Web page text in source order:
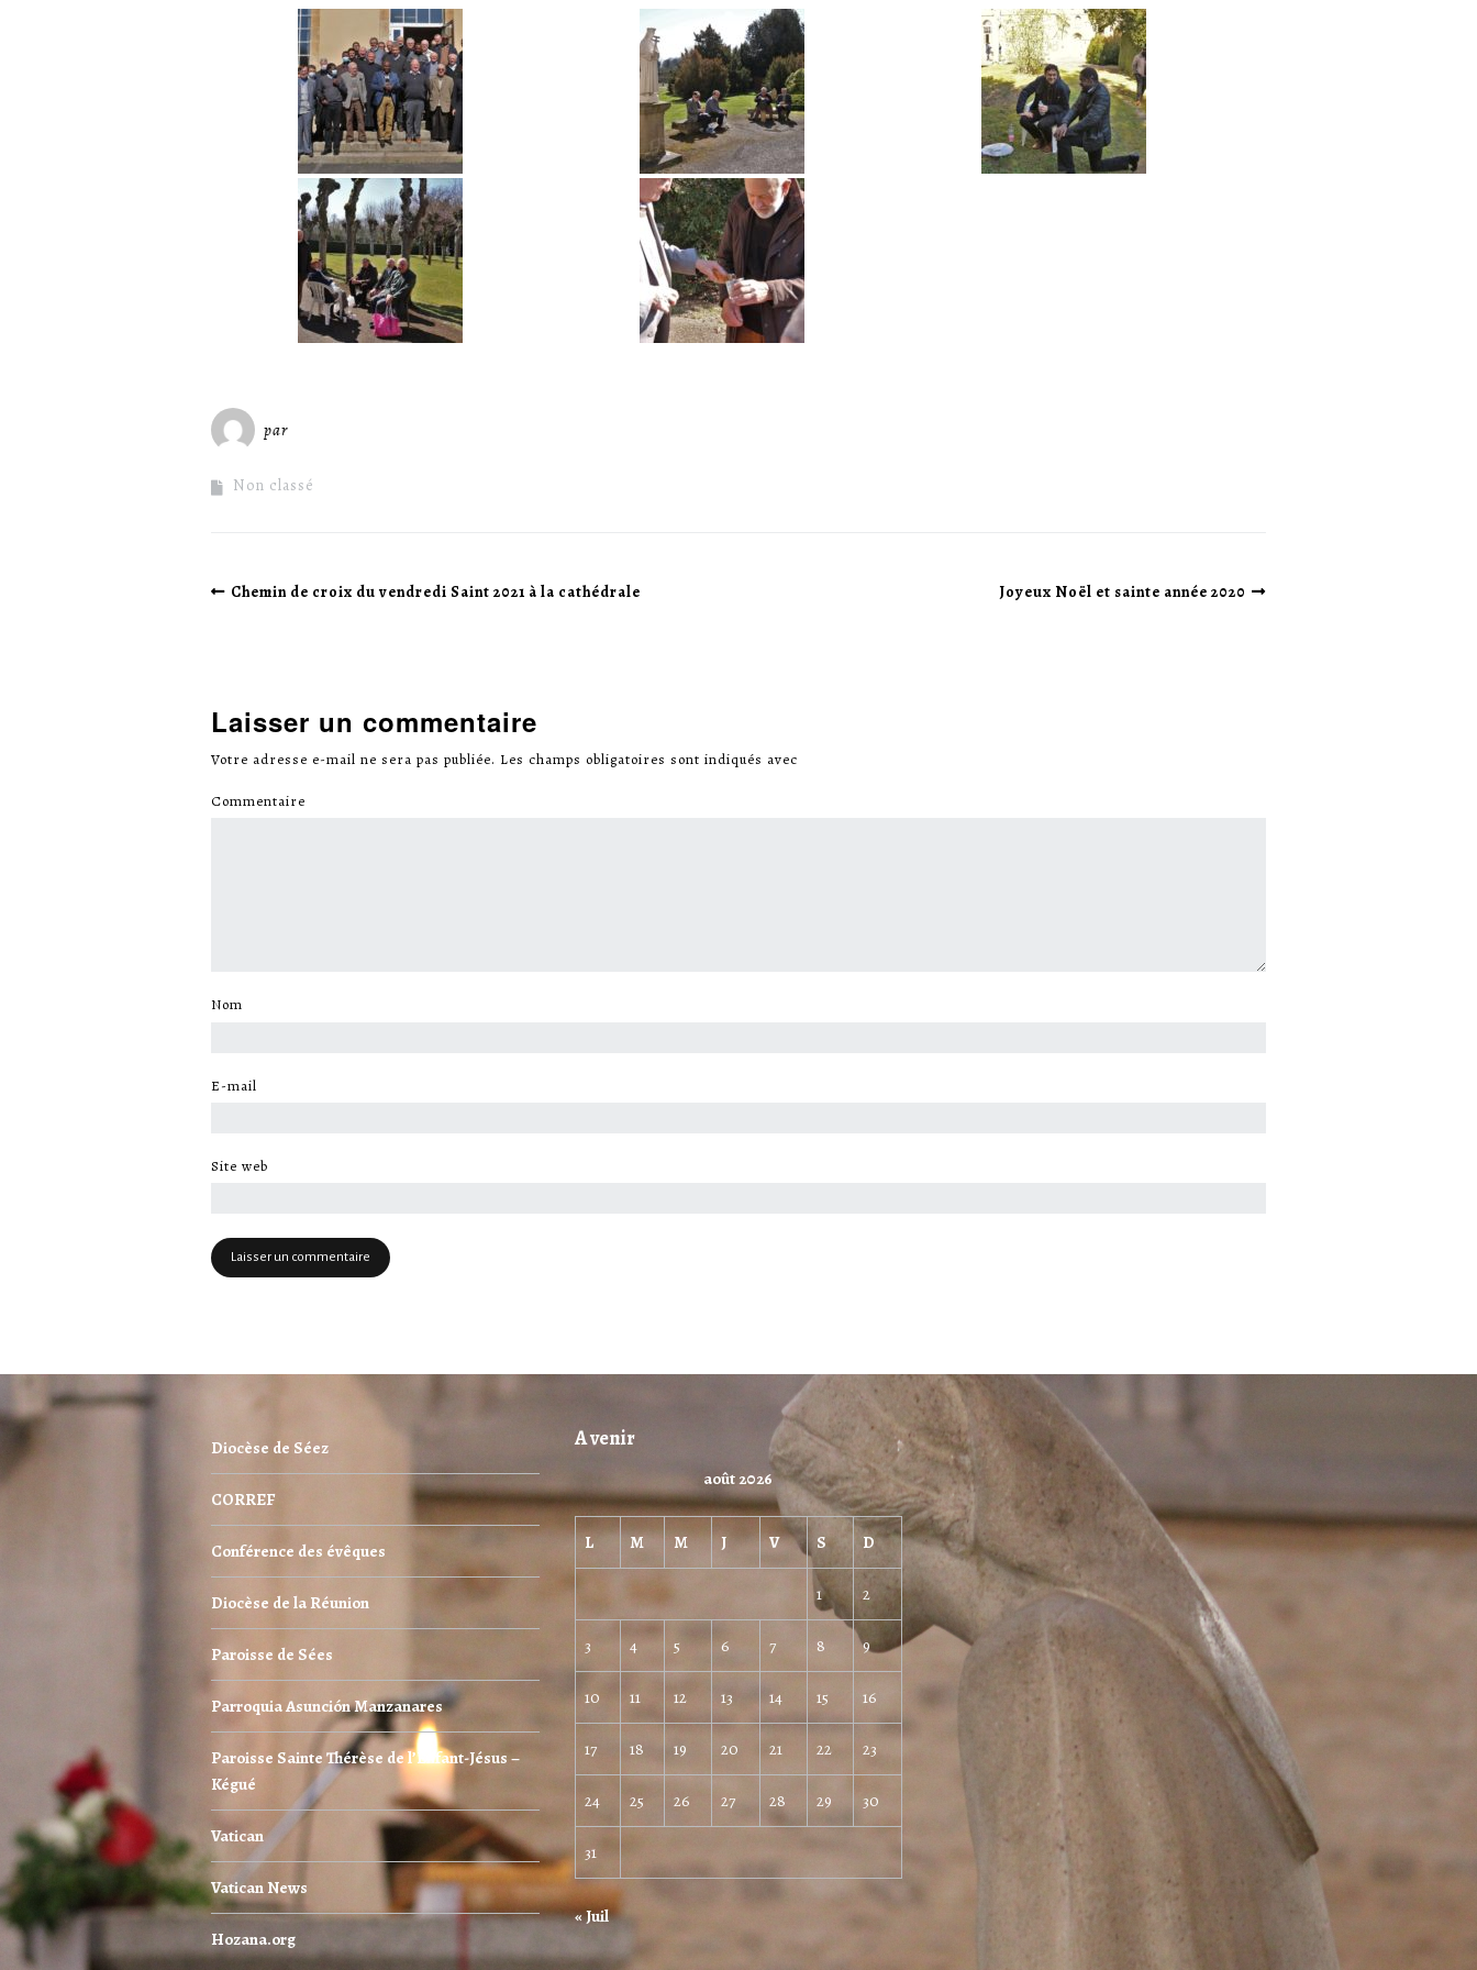
par
Non classé
Chemin de croix du vendredi Saint 2021 à la cathédrale Joyeux Noël et sainte année 2020
Laisser un commentaire
Votre adresse e-mail ne sera pas publiée. Les champs obligatoires sont indiqués avec
Commentaire
Nom
E-mail
Site web
Diocèse de Séez
CORREF
Conférence des évêques
Diocèse de la Réunion
Paroisse de Sées
Parroquia Asunción Manzanares
Paroisse Sainte Thérèse de l’Enfant-Jésus –
Kégué
Vatican
Vatican News
Hozana.org
A venir
août 2026
L M M J V S D
1 2
3 4 5 6 7 8 9
10 11 12 13 14 15 16
17 18 19 20 21 22 23
24 25 26 27 28 29 30
31
« Juil